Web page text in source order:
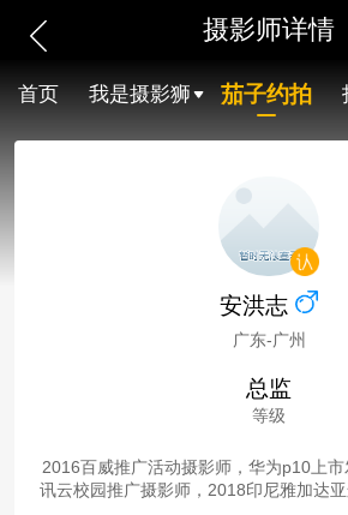
摄影师详情
首页 我是摄影狮 茄子约拍
安洪志
广东-广州
总监
等级
2016百威推广活动摄影师，华为p10上
讯云校园推广摄影师，2018印尼雅加达